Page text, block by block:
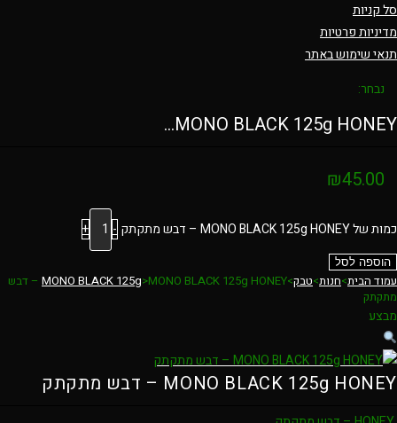
סל קניות
מדיניות פרטיות
תנאי שימוש באתר
נבחר:
MONO BLACK 125g HONEY…
₪45.00
כמות של MONO BLACK 125g HONEY – דבש מתקתק -
+
הוספה לסל
עמוד הבית>חנות>טבק>
MONO BLACK 125g>
MONO BLACK 125g HONEY – דבש
מתקתק
מבצע
MONO BLACK 125g HONEY – דבש מתקתק